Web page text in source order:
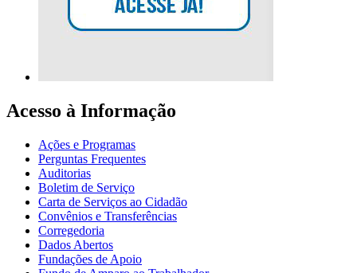
Acesso à Informação
Ações e Programas
Perguntas Frequentes
Auditorias
Boletim de Serviço
Carta de Serviços ao Cidadão
Convênios e Transferências
Corregedoria
Dados Abertos
Fundações de Apoio